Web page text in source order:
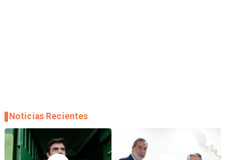
Noticias Recientes